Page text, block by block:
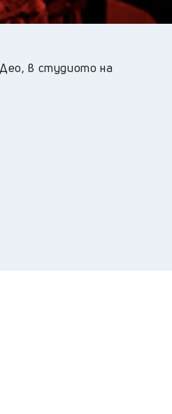
в студиото на